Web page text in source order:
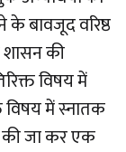
बावजूद वरिष्ठ
की
विषय में
में स्नातक
की जा कर एक